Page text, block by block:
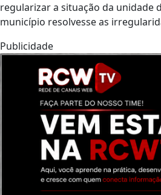
regularizar a situação da unidade
município resolvesse as
Publicidade